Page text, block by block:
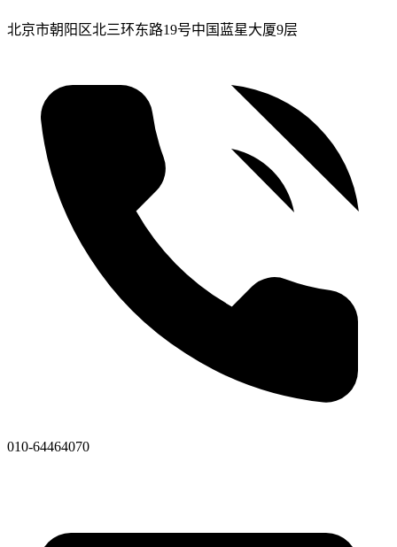
北京市朝阳区北三环东路19号中国蓝星大厦9层
010-64464070